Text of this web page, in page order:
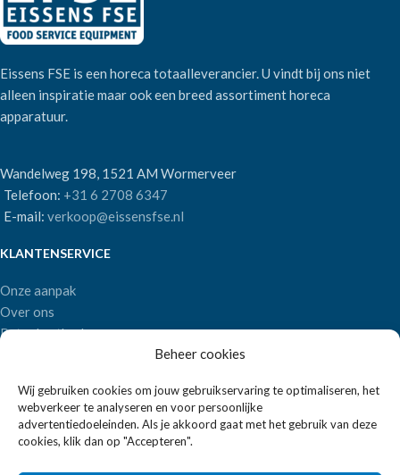
Beheer cookies
Wij gebruiken cookies om jouw gebruikservaring te optimaliseren, het
webverkeer te analyseren en voor persoonlijke
advertentiedoeleinden. Als je akkoord gaat met het gebruik van deze
cookies, klik dan op "Accepteren".
Eissens FSE is een horeca totaalleverancier. U vindt bij ons niet
alleen inspiratie maar ook een breed assortiment horeca
apparatuur.
Wandelweg 198, 1521 AM Wormerveer
Telefoon: +31 6 2708 6347
E-mail: verkoop@eissensfse.nl
KLANTENSERVICE
Onze aanpak
Over ons
Betaalmethoden
POPULAIRE MERKEN
APS Germany
Bartscher